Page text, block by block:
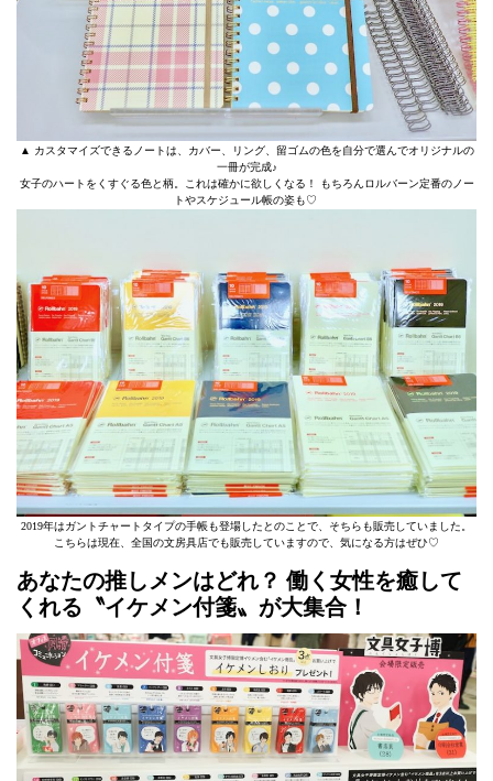
▲ カスタマイズできるノートは、カバー、リング、留ゴムの色を自分で選んでオリジナルの
一冊が完成♪
女子のハートをくすぐる色と柄。これは確かに欲しくなる！ もちろんロルバーン定番のノー
トやスケジュール帳の姿も♡
2019年はガントチャートタイプの手帳も登場したとのことで、そちらも販売していました。
こちらは現在、全国の文房具店でも販売していますので、気になる方はぜひ♡
あなたの推しメンはどれ？ 働く女性を癒して
くれる〝イケメン付箋〟が大集合！